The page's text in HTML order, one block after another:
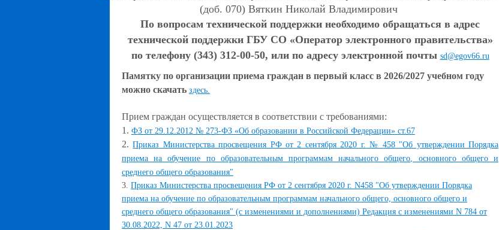
(доб. 070) Вяткин Николай Владимирович
По вопросам технической поддержки необходимо обращаться в адрес
технической поддержки ГБУ СО «Оператор электронного правительства»
по телефону (343) 312-00-50, или по адресу электронной почты sd@egov66.ru
Памятку по организации приема граждан в первый класс в 2026/2027 учебном году
можно скачать здесь.
Прием граждан осуществляется в соответствии с требованиями:
1. ФЗ от 29.12.2012 № 273-ФЗ «Об образовании в Российской Федерации» ст.67
2.Приказ Министерства просвещения РФ от 2 сентября 2020 г. № 458 "Об утверждении Порядка
приема на обучение по образовательным программам начального общего, основного общего и
среднего общего образования"
3. Приказ Министерства просвещения РФ от 2 сентября 2020 г. N458 "Об утверждении Порядка
приема на обучение по образовательным программам начального общего, основного общего и
среднего общего образования" (с изменениями и дополнениями) Редакция с изменениями N 784 от
30.08.2022, N 47 от 23.01.2023